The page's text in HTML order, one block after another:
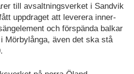
till avsaltningsverket i Sandvik
uppdraget att leverera inner-
och förspända balkar
Mörbylånga, även det ska stå